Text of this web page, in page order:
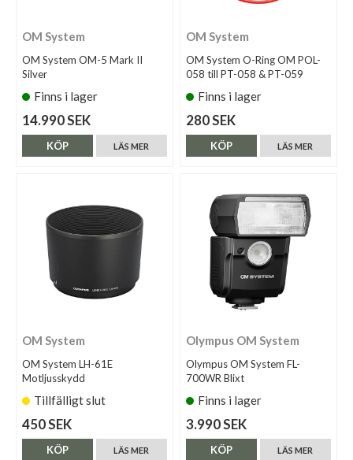
OM System
OM System OM-5 Mark II
Silver
Finns i lager
14.990 SEK
LÄS MER
KÖP
OM System
OM System O-Ring OM POL-
058 till PT-058 & PT-059
Finns i lager
280 SEK
LÄS MER
KÖP
OM System
OM System LH-61E
Motljusskydd
Tillfälligt slut
450 SEK
LÄS MER
KÖP
Olympus OM System
Olympus OM System FL-
700WR Blixt
Finns i lager
3.990 SEK
LÄS MER
KÖP